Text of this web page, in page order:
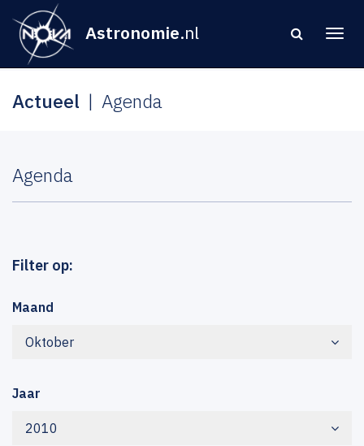
Astronomie.nl
Actueel Agenda
Agenda
Filter op:
Maand
Oktober
Jaar
2010